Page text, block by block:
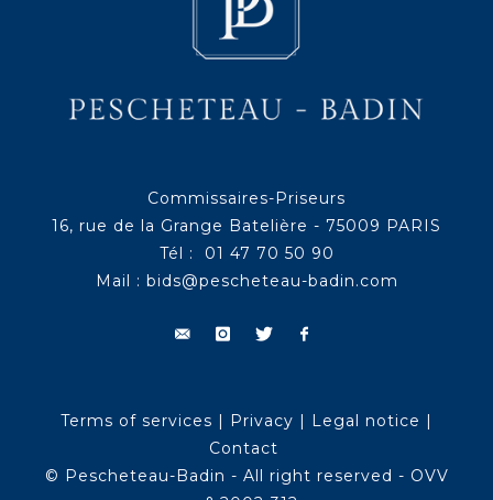
Commissaires-Priseurs
16, rue de la Grange Batelière - 75009 PARIS
Tél : 01 47 70 50 90
Mail : bids@pescheteau-badin.com
Terms of services | Privacy | Legal notice |
Contact
© Pescheteau-Badin - All right reserved - OVV